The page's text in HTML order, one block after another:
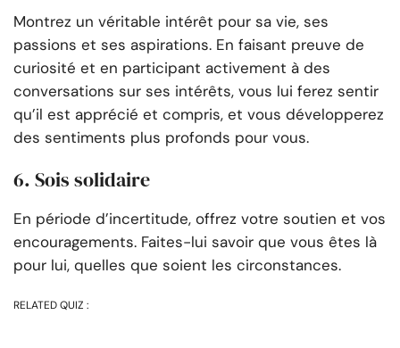
Montrez un véritable intérêt pour sa vie, ses
passions et ses aspirations. En faisant preuve de
curiosité et en participant activement à des
conversations sur ses intérêts, vous lui ferez sentir
qu’il est apprécié et compris, et vous développerez
des sentiments plus profonds pour vous.
6. Sois solidaire
En période d’incertitude, offrez votre soutien et vos
encouragements. Faites-lui savoir que vous êtes là
pour lui, quelles que soient les circonstances.
RELATED QUIZ :